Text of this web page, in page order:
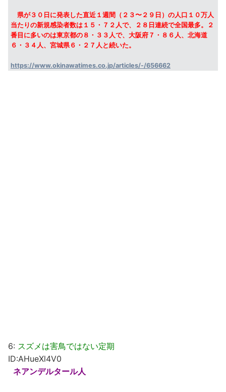
県が３０日に発表した直近１週間（２３〜２９日）の人口１０万人
当たりの新規感染者数は１５・７２人で、２８日連続で全国最多。２
番目に多いのは東京都の８・３３人で、大阪府７・８６人、北海道
６・３４人、宮城県６・２７人と続いた。
https://www.okinawatimes.co.jp/articles/-/656662
6: スズメは害鳥ではない定期
ID:AHueXl4V0
ネアンデルタール人